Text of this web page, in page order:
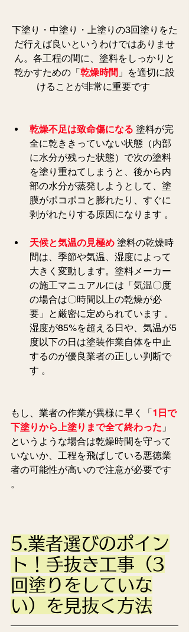
下塗り・中塗り・上塗りの3回塗りをた
だ行えば良いというわけではありませ
ん。各工程の間に、塗料をしっかりと
乾かすための「 乾燥時間 」を適切に設
けることが非常に重要です
乾燥不足は致命傷になる 塗料が完
全に乾ききっていない状態（内部
に水分が残った状態）で次の塗料
を塗り重ねてしまうと、後から内
部の水分が蒸発しようとして、塗
膜がポコポコと膨れたり、すぐに
剥がれたりする原因になります 。
天候と気温の見極め 塗料の乾燥時
間は、季節や気温、湿度によって
大きく変動します。塗料メーカー
の施工マニュアルには「気温〇度
の場合は〇時間以上の乾燥が必
要」と厳密に定められています 。
湿度が85%を超える日や、気温が5
度以下の日は塗装作業自体を中止
するのが優良業者の正しい判断で
す 。
もし、業者の作業が異様に早く「 1日で
下塗りから上塗りまで全て終わった 」
というような場合は乾燥時間を守って
いないか、工程を飛ばしている悪徳業
者の可能性が高いので注意が必要です
。
5.業者選びのポイン
ト！手抜き工事（3
回塗りをしていな
い）を見抜く方法